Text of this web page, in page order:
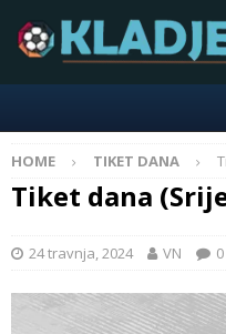
HOME TIKET DANA
Tiket dana
24 travnja, 2024 VN 0